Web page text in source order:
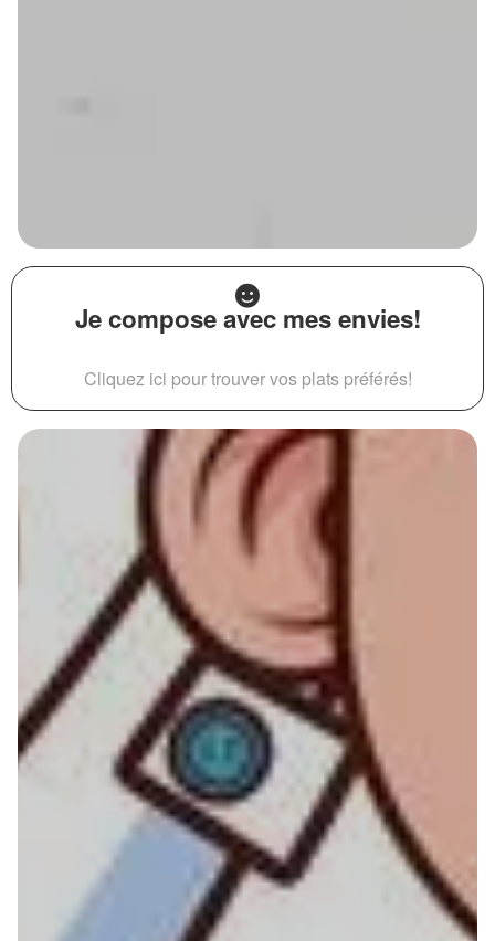
Je compose avec mes envies!
Cliquez ici pour trouver vos plats préférés!